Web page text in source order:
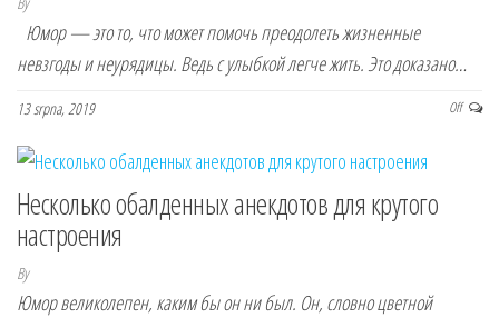
Юмор — это то, что может помочь преодолеть жизненные
невзгоды и неурядицы. Ведь с улыбкой легче жить. Это доказано…
13 srpna, 2019 Off
Несколько обалденных анекдотов для крутого
настроения
By
Юмор великолепен, каким бы он ни был. Он, словно цветной